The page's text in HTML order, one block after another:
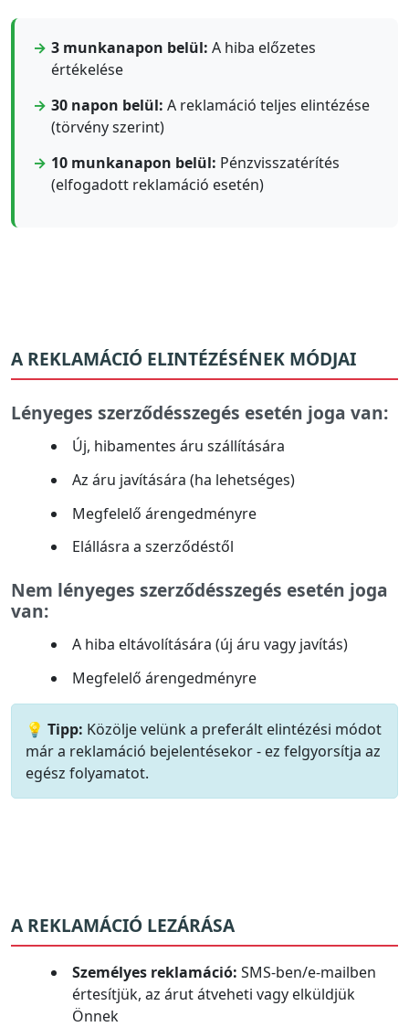
3 munkanapon belül: A hiba előzetes
értékelése
30 napon belül: A reklamáció teljes elintézése
(törvény szerint)
10 munkanapon belül: Pénzvisszatérítés
(elfogadott reklamáció esetén)
A REKLAMÁCIÓ ELINTÉZÉSÉNEK MÓDJAI
Lényeges szerződésszegés esetén joga van:
Új, hibamentes áru szállítására
Az áru javítására (ha lehetséges)
Megfelelő árengedményre
Elállásra a szerződéstől
Nem lényeges szerződésszegés esetén joga
van:
A hiba eltávolítására (új áru vagy javítás)
Megfelelő árengedményre
💡 Tipp: Közölje velünk a preferált elintézési módot
már a reklamáció bejelentésekor - ez felgyorsítja az
egész folyamatot.
A REKLAMÁCIÓ LEZÁRÁSA
Személyes reklamáció: SMS-ben/e-mailben
értesítjük, az árut átveheti vagy elküldjük
Önnek